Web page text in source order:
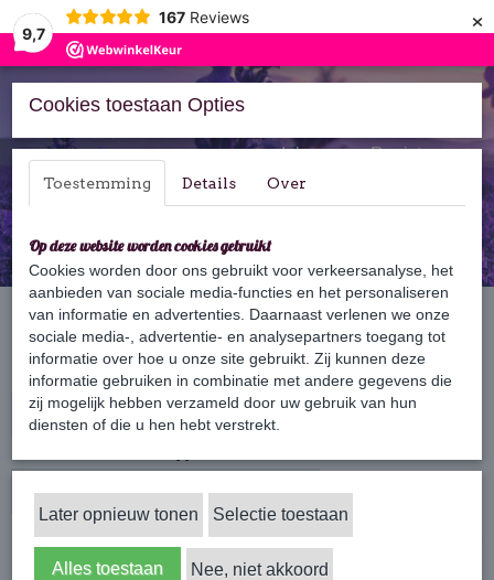
9,7
167 Reviews ×
Inloggen Registreren
Home › Bars › 3-in-1 Bar
Haartype
Selecteer 1 of meerdere opties
Selecteer 1 of meerdere opties
Cookies toestaan Opties
Toestemming Details Over
Op deze website worden cookies gebruikt
Cookies worden door ons gebruikt voor verkeersanalyse, het
aanbieden van sociale media-functies en het personaliseren
van informatie en advertenties. Daarnaast verlenen we onze
sociale media-, advertentie- en analysepartners toegang tot
informatie over hoe u onze site gebruikt. Zij kunnen deze
informatie gebruiken in combinatie met andere gegevens die
zij mogelijk hebben verzameld door uw gebruik van hun
diensten of die u hen hebt verstrekt.
Later opnieuw tonen Selectie toestaan
Alles toestaan Nee, niet akkoord